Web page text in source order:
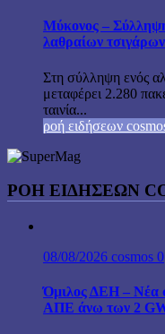
Μύκονος –
λαθραίων
Στη σύλληψη ενός
μεταφέρει 2.280
ταινία...
ροή ειδήσεων
ΡΟΉ ΕΙΔΉΣΕΩΝ
08/08/2026 cosmos 0
Όμιλος ΔΕΗ – Νέα
ΑΠΕ άνω των 2